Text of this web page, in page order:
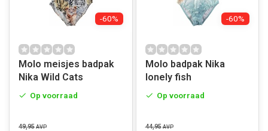
-60%
Molo meisjes badpak
Nika Wild Cats
Op voorraad
49,95 AVP
-60%
Molo badpak Nika
lonely fish
Op voorraad
44,95 AVP